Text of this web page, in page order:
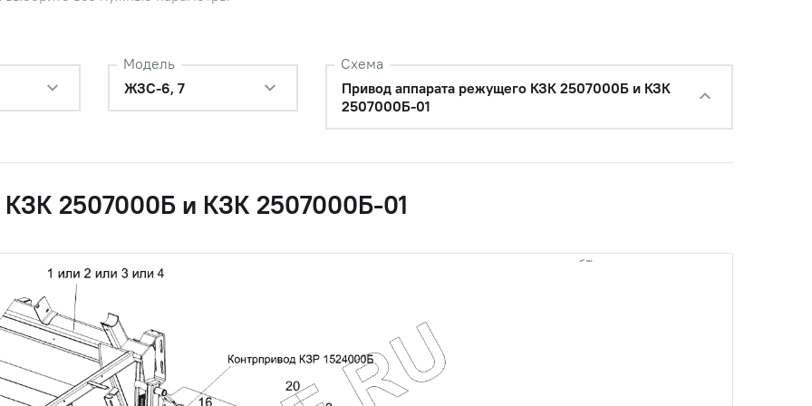
Модель
ЖЗС-6, 7
Схема
Привод аппарата режущего КЗК 2507000Б и КЗК
2507000Б-01
2507000Б и КЗК 2507000Б-01
консультанту
397
Наличие
консультанту
13940
Наличие
Обратитесь к